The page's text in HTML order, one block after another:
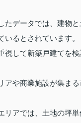
たデータでは、建物
るとされています。
視して新築戸建てを
アや商業施設が集ま
リアでは、土地の坪